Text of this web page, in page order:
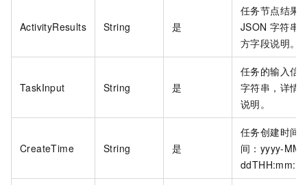
ActivityResults String 是
任务节点结果
JSON 字符串
方字段说明。
TaskInput String 是
任务的输入信
字符串，详情
说明。
CreateTime String 是
任务创建时间
间：yyyy-MM-